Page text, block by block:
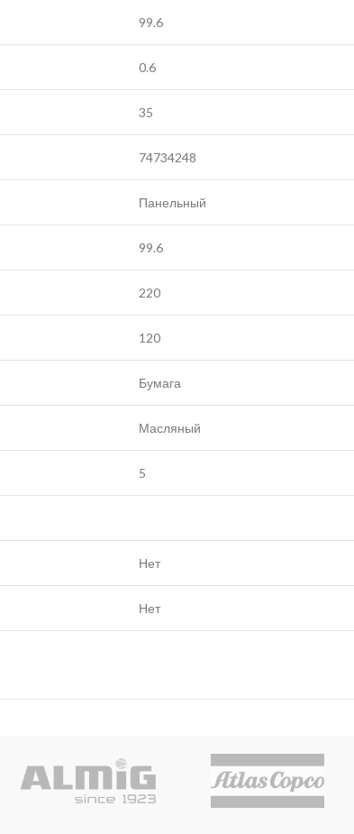
99.6
0.6
35
74734248
Панельный
99.6
220
120
Бумага
Масляный
5
Нет
Нет